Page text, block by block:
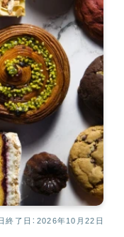
終了日：2026年10月22日